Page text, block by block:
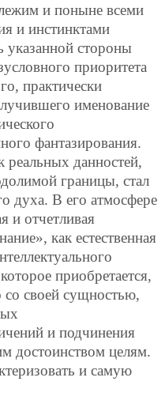
и поныне всеми
и инстинктами
указанной стороны
приоритета
практически
именование
фантазирования.
данностей,
границы, стал
духа. В его атмосфере
и отчетливая
как естественная
приобретается,
со своей сущностью,
и подчинения
достоинством целям.
и самую